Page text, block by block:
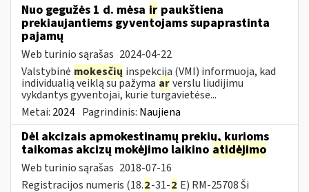
Nuo gegužės 1 d. mėsa ir paukštiena
prekiaujantiems gyventojams supaprastinta
pajamų
Web turinio sąrašas 2024-04-22
Valstybinė mokesčių inspekcija (VMI) informuoja, kad
individualią veiklą su pažyma arverslu liudijimu
vykdantys gyventojai, kurie turgavietėse...
Metai: 2024 Pagrindinis: Naujiena
Dėl akcizais apmokestinamų prekių, kurioms
taikomas akcizų mokėjimo laikino atidėjimo
Web turinio sąrašas 2018-07-16
Registracijos numeris (18.2-31-2 E) RM-25708 Ši